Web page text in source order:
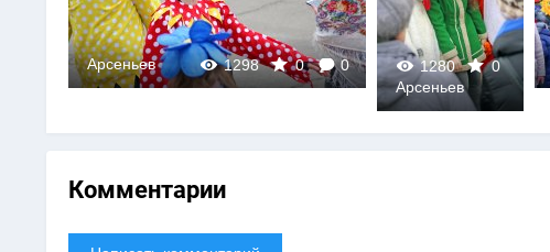
1280
0
0
Арсеньев
1343 0 0
Арсеньев
Комментарии